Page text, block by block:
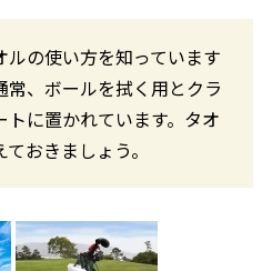
の使い方を知っています
、ボールを拭く用とクラ
に置かれています。タオ
おきましょう。